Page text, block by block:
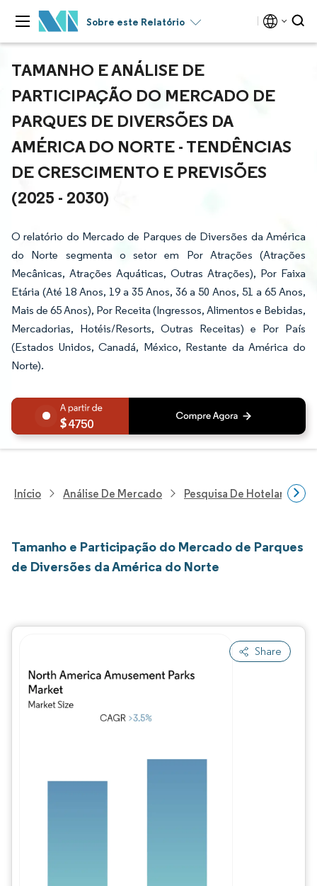
Sobre este Relatório
TAMANHO E ANÁLISE DE
PARTICIPAÇÃO DO MERCADO DE
PARQUES DE DIVERSÕES DA
AMÉRICA DO NORTE - TENDÊNCIAS
DE CRESCIMENTO E PREVISÕES
(2025 - 2030)
O relatório do Mercado de Parques de Diversões da América
do Norte segmenta o setor em Por Atrações (Atrações
Mecânicas, Atrações Aquáticas, Outras Atrações), Por Faixa
Etária (Até 18 Anos, 19 a 35 Anos, 36 a 50 Anos, 51 a 65 Anos,
Mais de 65 Anos), Por Receita (Ingressos, Alimentos e Bebidas,
Mercadorias, Hotéis/Resorts, Outras Receitas) e Por País
(Estados Unidos, Canadá, México, Restante da América do
Norte).
4750
Início Análise De Mercado Pesquisa De Hotelaria E
Tamanho e Participação do Mercado de Parques
de Diversões da América do Norte
Share